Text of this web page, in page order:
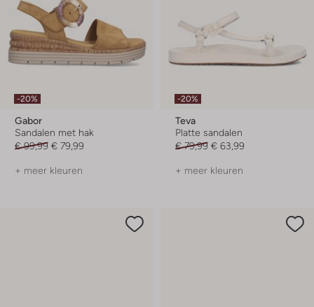
-20%
Gabor
Sandalen met hak
€ 99,99 € 79,99
+ meer kleuren
-20%
Teva
Platte sandalen
€ 79,99 € 63,99
+ meer kleuren